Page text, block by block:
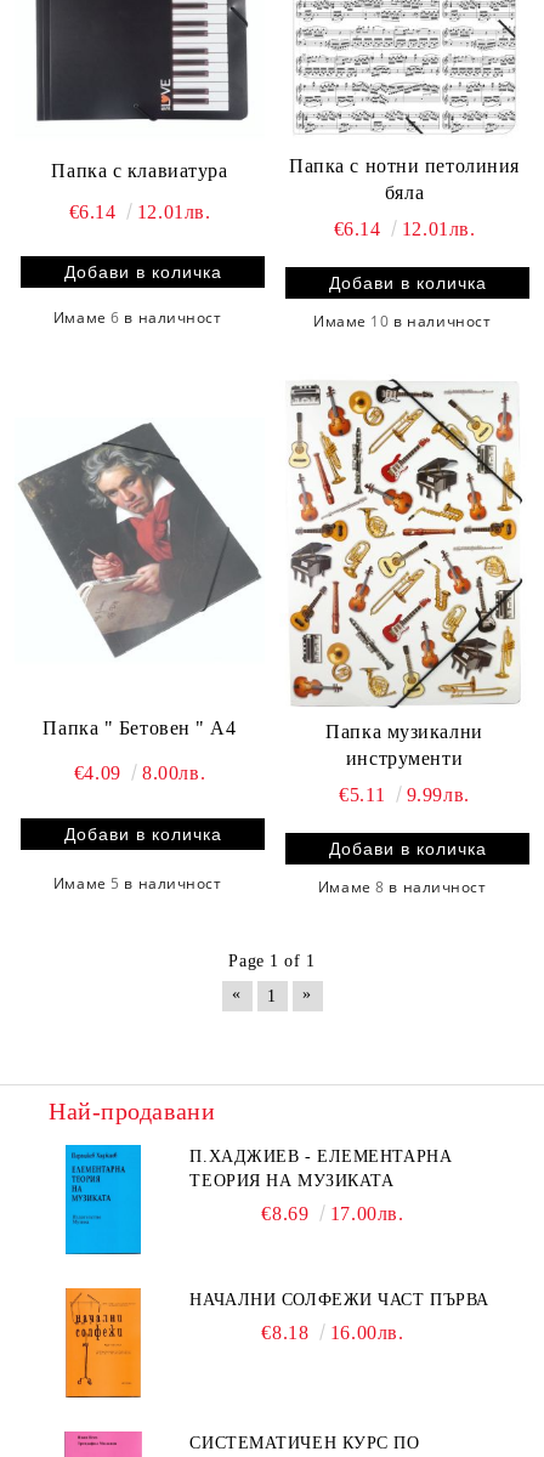
Папка с клавиатура
€6.14 12.01лв.
Имаме6 в наличност
Папка с нотни петолиния
бяла
€6.14
12.01лв.
Имаме 10 в наличност
Папка " Бетовен " А4
€4.09 8.00лв.
Имаме 5 в наличност
Папка музикални
инструменти
€5.11
9.99лв.
Имаме8 в наличност
Page 1 of 1
«
1 »
Най-продавани
П.ХАДЖИЕВ - ЕЛЕМЕНТАРНА
ТЕОРИЯ НА МУЗИКАТА
€8.69 17.00лв.
НАЧАЛНИ СОЛФЕЖИ ЧАСТ ПЪРВА
€8.18 16.00лв.
СИСТЕМАТИЧЕН КУРС ПО